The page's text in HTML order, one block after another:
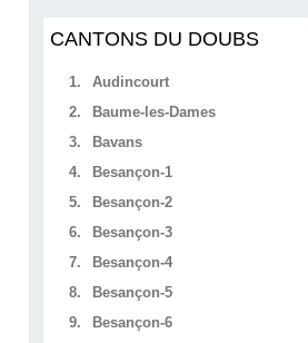
CANTONS DU DOUBS
1.
Audincourt
2.
Baume-les-Dames
3.
Bavans
4.
Besançon-1
5.
Besançon-2
6.
Besançon-3
7.
Besançon-4
8.
Besançon-5
9.
Besançon-6